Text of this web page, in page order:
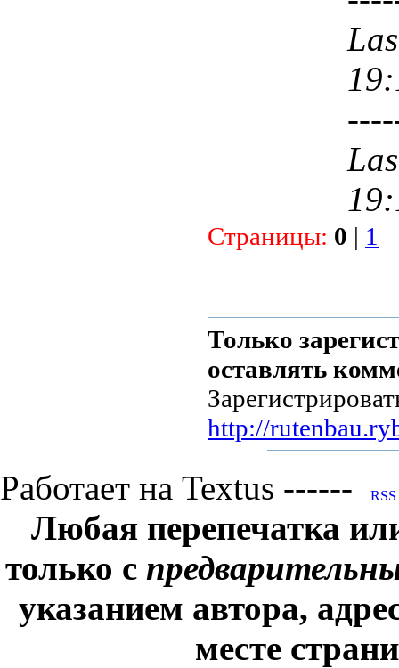
Страницы: 0 | 1
Только
оставлять
http://
Работает на Textus ------
Любая перепечатка
только с
указанием автора,
месте